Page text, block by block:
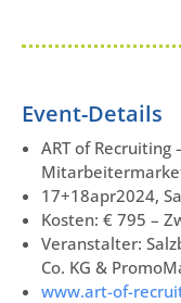
Event-Details
ART of Recruiting
17+18apr2024,
Kosten: € 795 –
Veranstalter:
Co. KG &
www.art-of-